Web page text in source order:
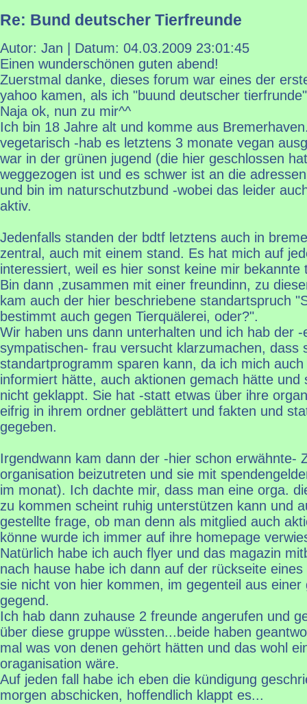
Re: Bund deutscher Tierfreunde
Autor: Jan | Datum: 04.03.2009 23:01:45
Einen wunderschönen guten abend!
Zuerstmal danke, dieses forum war eines der
yahoo kamen, als ich "buund deutscher
Naja ok, nun zu mir^^
Ich bin 18 Jahre alt und komme aus
vegetarisch -hab es letztens 3 monate vegan
war in der grünen jugend (die hier geschlossen
weggezogen ist und es schwer ist an die
und bin im naturschutzbund -wobei das leider
aktiv.
Jedenfalls standen der bdtf letztens auch in
zentral, auch mit einem stand. Es hat mich auf
interessiert, weil es hier sonst keine mir bekannte
Bin dann ,zusammen mit einer freundinn, zu
kam auch der hier beschriebene standartspruch
bestimmt auch gegen Tierquälerei, oder?".
Wir haben uns dann unterhalten und ich hab der -
sympatischen- frau versucht klarzumachen, dass
standartprogramm sparen kann, da ich mich
informiert hätte, auch aktionen gemach hätte und
nicht geklappt. Sie hat -statt etwas über ihre
eifrig in ihrem ordner geblättert und fakten und
gegeben.
Irgendwann kam dann der -hier schon erwähnte-
organisation beizutreten und sie mit
im monat). Ich dachte mir, dass man eine orga.
zu kommen scheint ruhig unterstützen kann und
gestellte frage, ob man denn als mitglied auch
könne wurde ich immer auf ihre homepage
Natürlich habe ich auch flyer und das magazin
nach hause habe ich dann auf der rückseite
sie nicht von hier kommen, im gegenteil aus einer
gegend.
Ich hab dann zuhause 2 freunde angerufen und
über diese gruppe wüssten...beide haben
mal was von denen gehört hätten und das wohl
oraganisation wäre.
Auf jeden fall habe ich eben die kündigung
morgen abschicken, hoffendlich klappt es...